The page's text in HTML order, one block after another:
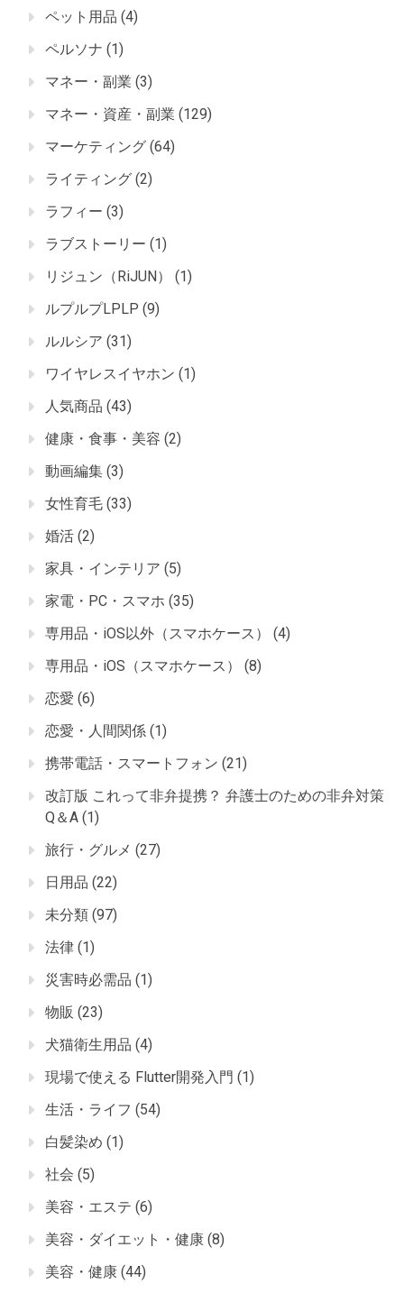
ペット用品 (4)
ペルソナ (1)
マネー・副業 (3)
マネー・資産・副業 (129)
マーケティング (64)
ライティング (2)
ラフィー (3)
ラブストーリー (1)
リジュン（RiJUN）
(1)
ルプルプLPLP (9)
ルルシア (31)
ワイヤレスイヤホン (1)
人気商品 (43)
健康・食事・美容 (2)
動画編集 (3)
女性育毛 (33)
婚活 (2)
家具・インテリア (5)
家電・PC・スマホ (35)
専用品・iOS以外（スマホケース）
(4)
専用品・iOS（スマホケース）
(8)
恋愛 (6)
恋愛・人間関係 (1)
携帯電話・スマートフォン (21)
改訂版 これって非弁提携？ 弁護士のための非弁対策
Q＆A (1)
旅行・グルメ (27)
日用品 (22)
未分類 (97)
法律 (1)
災害時必需品 (1)
物販 (23)
犬猫衛生用品 (4)
現場で使える Flutter開発入門 (1)
生活・ライフ (54)
白髪染め (1)
社会 (5)
美容・エステ (6)
美容・ダイエット・健康 (8)
美容・健康 (44)